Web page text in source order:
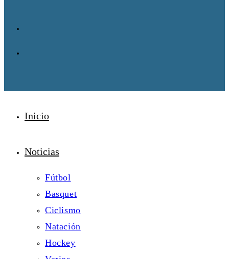
Inicio
Noticias
Fútbol
Basquet
Ciclismo
Natación
Hockey